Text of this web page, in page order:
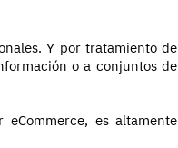
Y por tratamiento de
o a conjuntos de
es altamente